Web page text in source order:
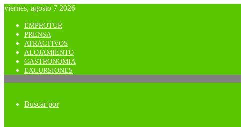
viernes, agosto 7 2026
EMPROTUR
PRENSA
ATRACTIVOS
ALOJAMIENTO
GASTRONOMIA
EXCURSIONES
Buscar por